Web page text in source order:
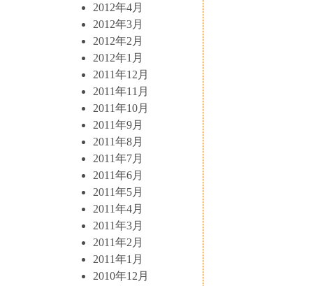
2012年4月
2012年3月
2012年2月
2012年1月
2011年12月
2011年11月
2011年10月
2011年9月
2011年8月
2011年7月
2011年6月
2011年5月
2011年4月
2011年3月
2011年2月
2011年1月
2010年12月